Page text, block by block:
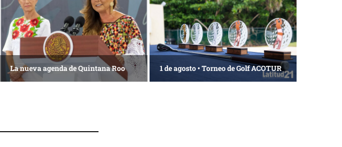
La nueva agenda de Quintana Roo 1 de agosto • Torneo de Golf ACOTUR